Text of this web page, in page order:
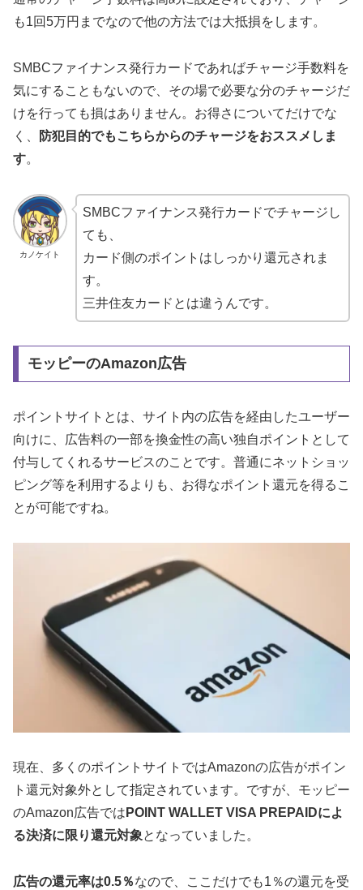
も1回5万円までなので他の方法では大抵損をします。
SMBCファイナンス発行カードであればチャージ手数料を
気にすることもないので、その場で必要な分のチャージだ
けを行っても損はありません。お得さについてだけでな
く、
防犯目的でもこちらからのチャージをおススメしま
す。
カノケイト
SMBCファイナンス発行カードでチャージし
ても、
カード側のポイントはしっかり還元されま
す。
三井住友カードとは違うんです。
モッピーのAmazon広告
ポイントサイトとは、サイト内の広告を経由したユーザー
向けに、広告料の一部を換金性の高い独自ポイントとして
付与してくれるサービスのことです。普通にネットショッ
ピング等を利用するよりも、お得なポイント還元を得るこ
とが可能ですね。
現在、多くのポイントサイトではAmazonの広告がポイン
ト還元対象外として指定されています。ですが、モッピー
のAmazon広告では POINT WALLET VISA PREPAIDによ
る決済に限り還元対象となっていました。
広告の還元率は0.5％なので、ここだけでも1％の還元を受